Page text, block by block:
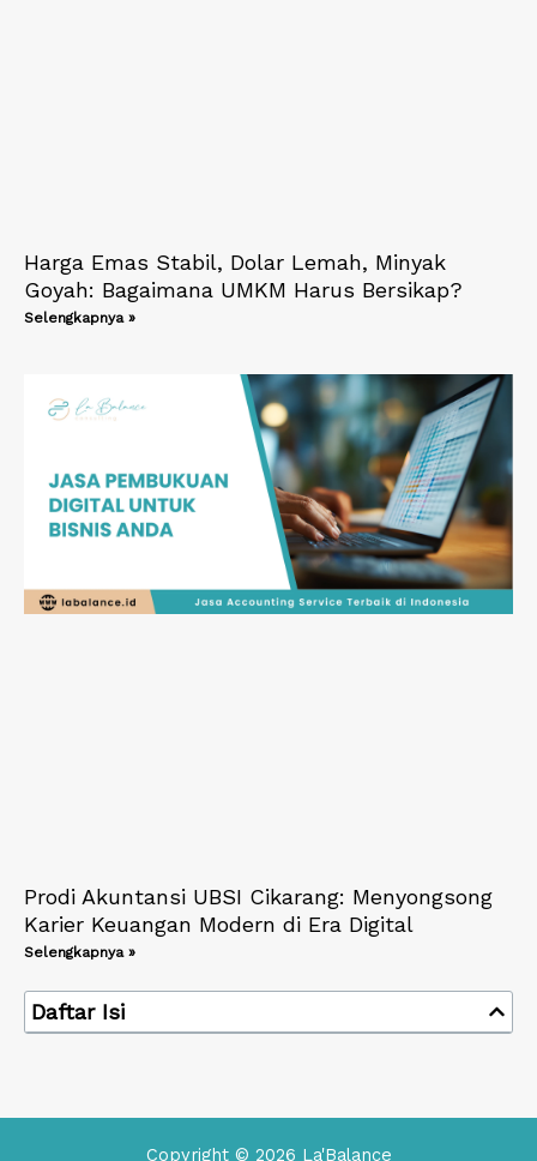
Harga Emas Stabil, Dolar Lemah, Minyak
Goyah: Bagaimana UMKM Harus Bersikap?
Selengkapnya »
Prodi Akuntansi UBSI Cikarang: Menyongsong
Karier Keuangan Modern di Era Digital
Selengkapnya »
Daftar Isi
Copyright © 2026 La'Balance